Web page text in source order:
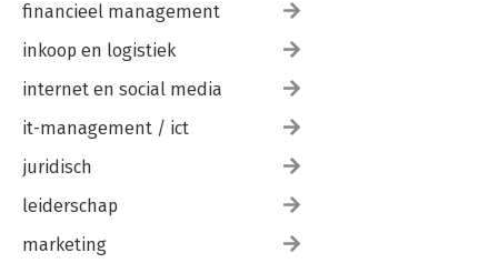
financieel management
inkoop en logistiek
internet en social media
it-management / ict
juridisch
leiderschap
marketing